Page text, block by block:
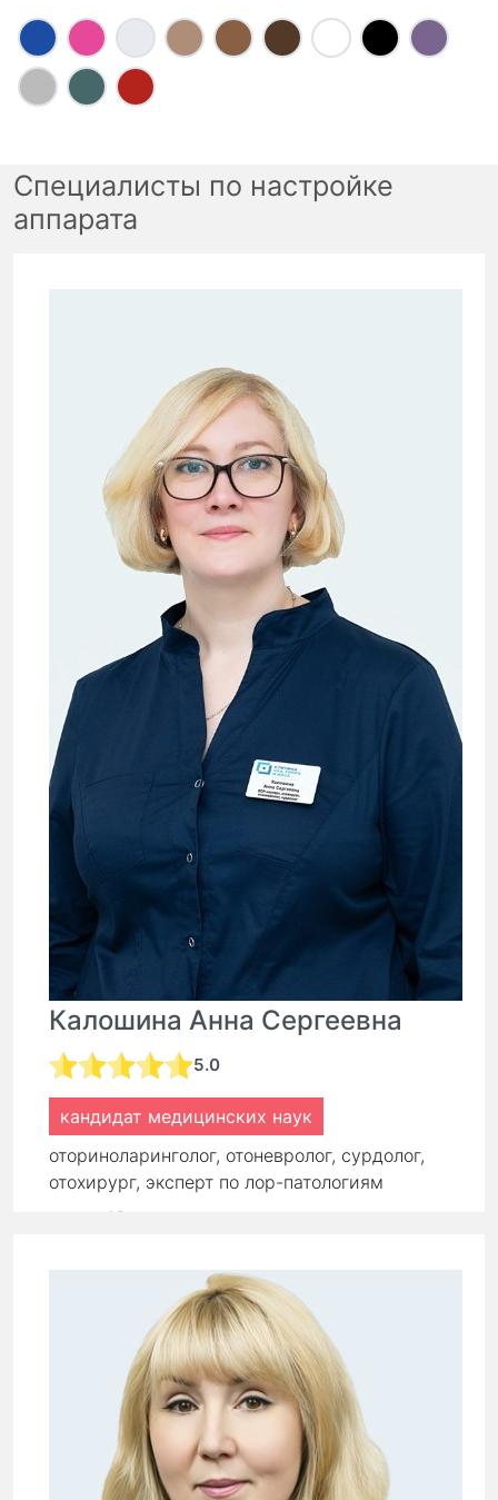
Специалисты по настройке
аппарата
Калошина Анна Сергеевна
5.0
кандидат медицинских наук
оториноларинголог, отоневролог, сурдолог,
отохирург, эксперт по лор-патологиям
18 лет
Первичный прием: 9 000 ₽
Повторный прием: 6 300 ₽